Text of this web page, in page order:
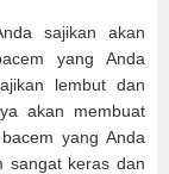
sajikan akan
yang Anda
lembut dan
akan membuat
yang Anda
sangat keras dan